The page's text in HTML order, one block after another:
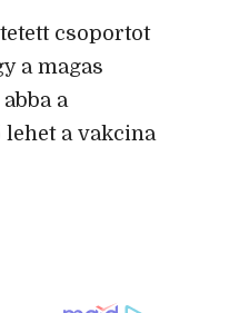
csoportot
a magas
a
a vakcina